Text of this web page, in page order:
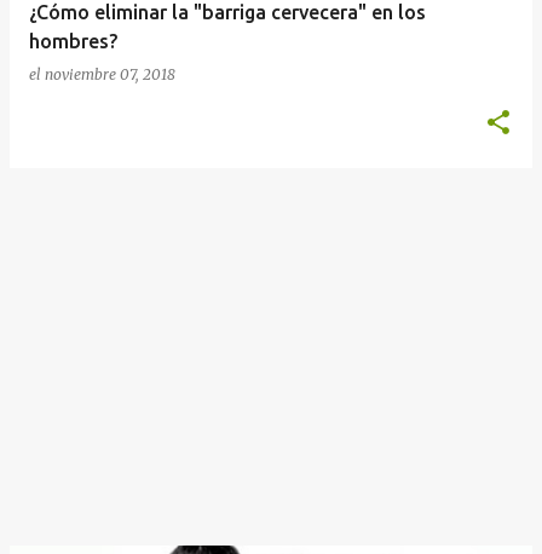
¿Cómo eliminar la "barriga cervecera" en los
hombres?
el noviembre 07, 2018